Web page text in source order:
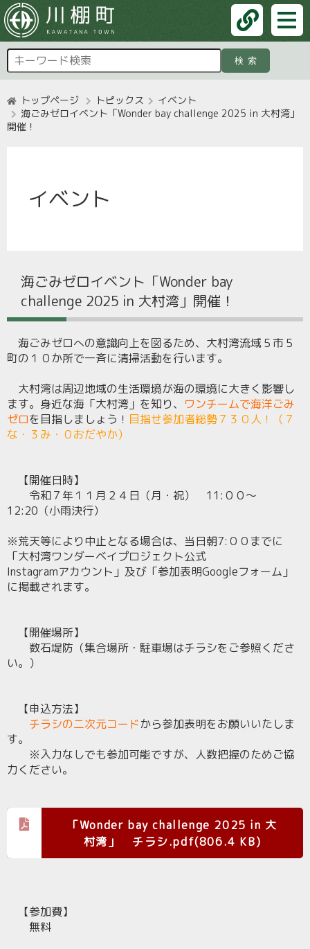
検索
トップページ トピックス
イベント
海ごみゼロイベント「Wonder bay challenge 2025 in 大村湾」
開催！
イベント
海ごみゼロイベント「Wonder bay
challenge 2025 in 大村湾」開催！
海ごみゼロへの意識向上を図るため、大村湾流域５市５
町の１０か所で一斉に清掃活動を行います。
大村湾は周辺地域の生活環境が海の環境に大きく影響し
ます。身近な海「大村湾」を知り、 ワンチームで海洋ごみ
ゼロを目指しましょう！ 目指せ参加者総勢７３０人！（７
な・３み・０おだやか）
【開催日時】
令和７年１１月２４日（月・祝） 11:００～
12:20（小雨決行）
※荒天等により中止となる場合は、当日朝7:００までに
「大村湾ワンダーベイプロジェクト公式
Instagramアカウント」及び「参加表明Googleフォーム」
に掲載されます。
【開催場所】
数石堤防（集合場所・駐車場はチラシをご参照くださ
い。）
【申込方法】
チラシの二次元コードから参加表明をお願いいたしま
す。
※入力なしでも参加可能ですが、人数把握のためご協
力ください。
「Wonder bay challenge 2025 in 大
村湾」 チラシ.pdf(806.4 KB)
【参加費】
無料